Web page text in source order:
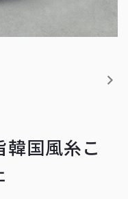
国風糸こ